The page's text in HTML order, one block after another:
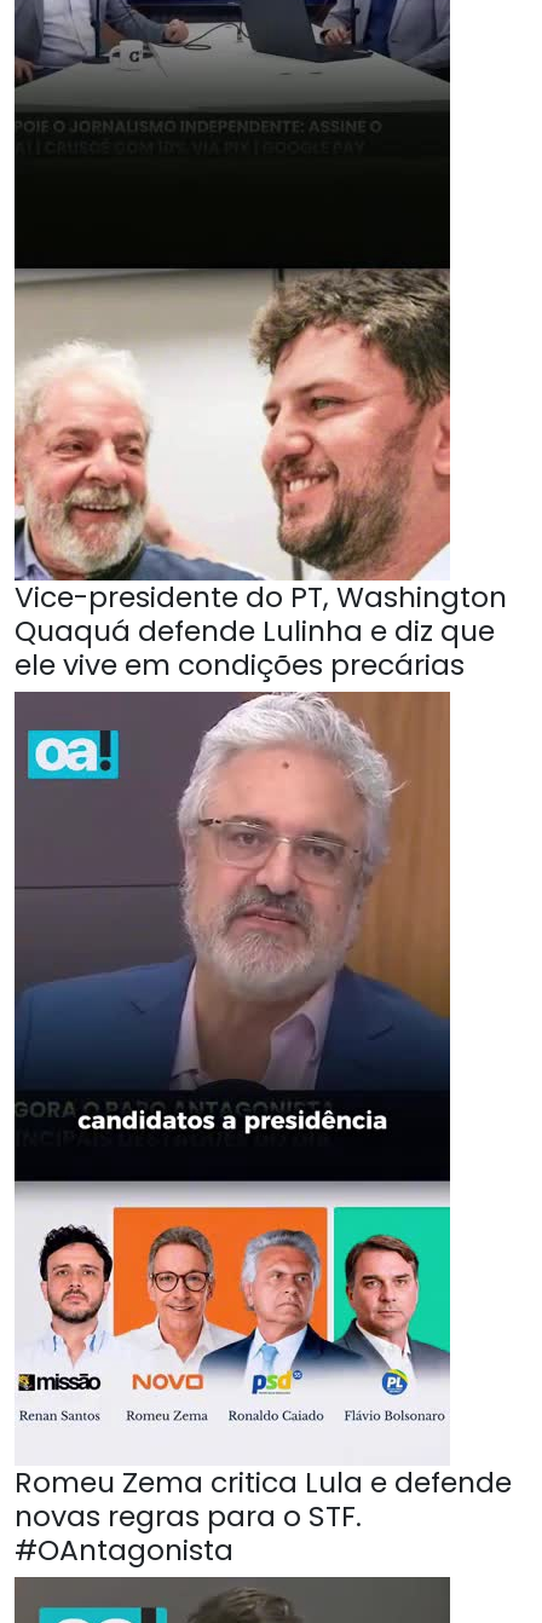
Vice-presidente do PT, Washington
Quaquá defende Lulinha e diz que
ele vive em condições precárias
Romeu Zema critica Lula e defende
novas regras para o STF.
#OAntagonista